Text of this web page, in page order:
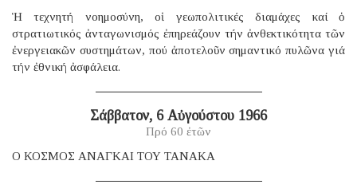
Ἡ τεχνητή νοημοσύνη, οἱ γεωπολιτικές διαμάχες καί ὁ
στρατιωτικός ἀνταγωνισμός ἐπηρεάζουν τήν ἀνθεκτικότητα τῶν
ἐνεργειακῶν συστημάτων, πού ἀποτελοῦν σημαντικό πυλῶνα γιά
τήν ἐθνική ἀσφάλεια.
Σάββατον, 6 Αὐγούστου 1966
Πρό 60 ἐτῶν
Ο ΚΟΣΜΟΣ ΑΝΑΓΚΑΙ ΤΟΥ ΤΑΝΑΚΑ